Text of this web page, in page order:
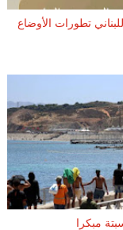
تطورات الأوضاع
مبكرا